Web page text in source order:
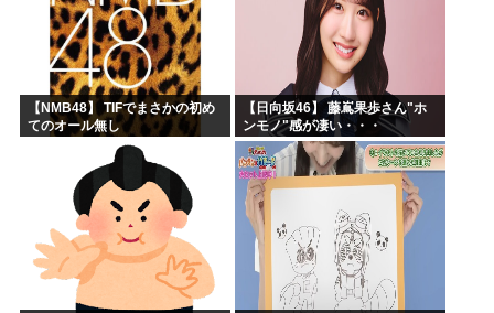
【NMB48】 TIFでまさかの初め
てのオール無し
【日向坂46】 藤嶌果歩さん"ホ
ンモノ"感が凄い・・・